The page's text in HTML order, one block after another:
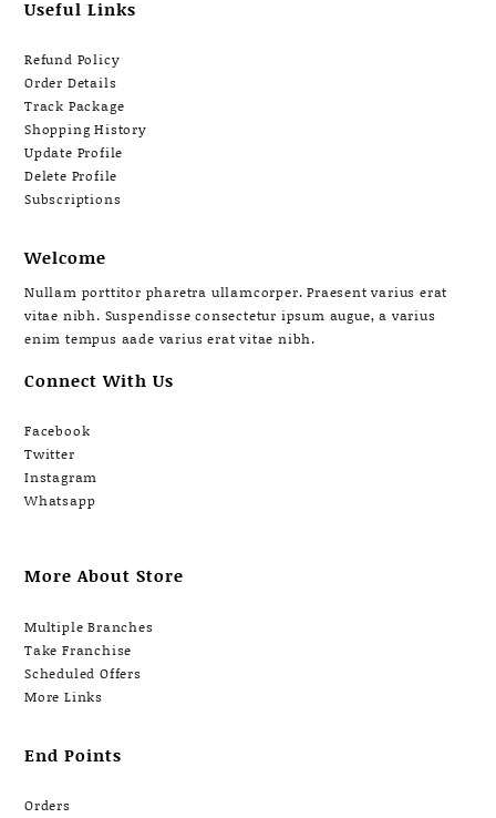
Useful Links
Refund Policy
Order Details
Track Package
Shopping History
Update Profile
Delete Profile
Subscriptions
Welcome
Nullam porttitor pharetra ullamcorper. Praesent varius erat
vitae nibh. Suspendisse consectetur ipsum augue, a varius
enim tempus aade varius erat vitae nibh.
Connect With Us
Facebook
Twitter
Instagram
Whatsapp
More About Store
Multiple Branches
Take Franchise
Scheduled Offers
More Links
End Points
Orders